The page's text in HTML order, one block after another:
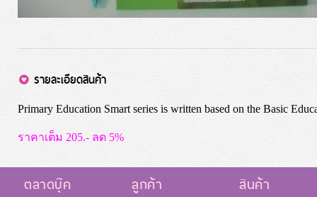
รายละเอียดสินค้า
Primary Education Smart series is written based on the Basic
ราคาเต็ม 205.- ลด 5%
ตลาดบุ๊ค ลูกค้า สินค้า